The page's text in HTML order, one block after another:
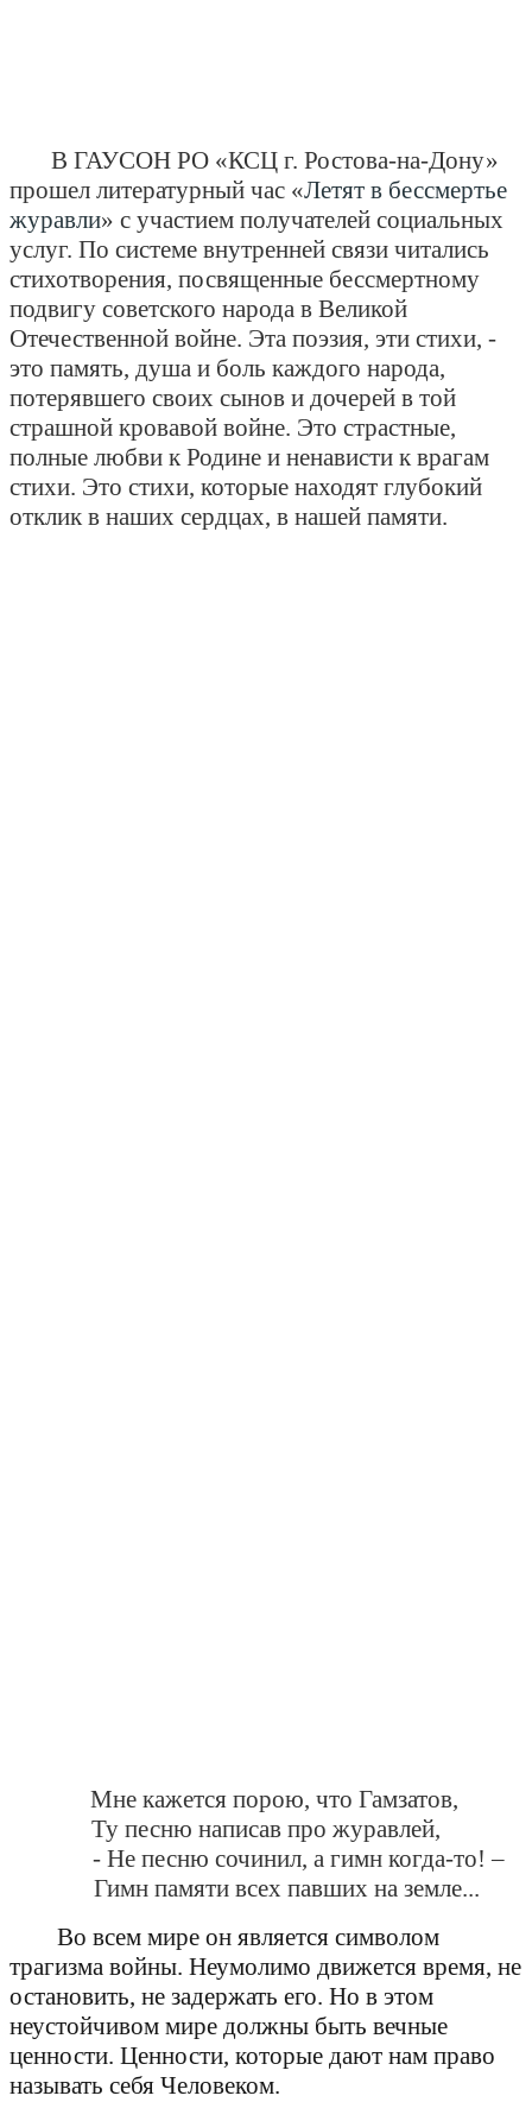
В ГАУСОН РО «КСЦ г. Ростова-на-Дону»
прошел литературный час «Летят в бессмертье
журавли» с участием получателей социальных
услуг. По системе внутренней связи читались
стихотворения, посвященные бессмертному
подвигу советского народа в Великой
Отечественной войне. Эта поэзия, эти стихи, -
это память, душа и боль каждого народа,
потерявшего своих сынов и дочерей в той
страшной кровавой войне. Это страстные,
полные любви к Родине и ненависти к врагам
стихи. Это стихи, которые находят глубокий
отклик в наших сердцах, в нашей памяти.
Мне кажется порою, что Гамзатов,
Ту песню написав про журавлей,
- Не песню сочинил, а гимн когда-то! –
Гимн памяти всех павших на земле...
Во всем мире он является символом
трагизма войны. Неумолимо движется время, не
остановить, не задержать его. Но в этом
неустойчивом мире должны быть вечные
ценности. Ценности, которые дают нам право
называть себя Человеком.